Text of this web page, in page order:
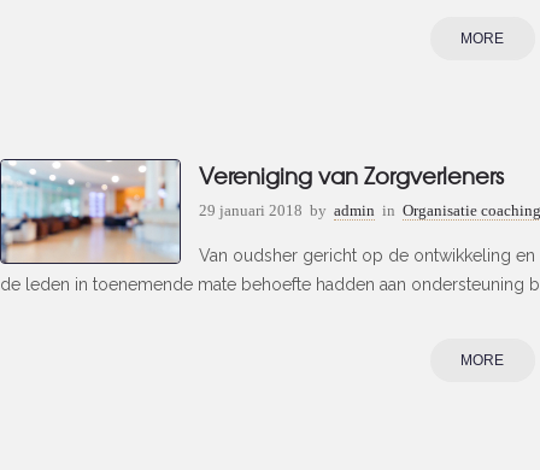
MORE
Vereniging van Zorgverleners
29 januari 2018 by admin in Organisatie coaching
Van oudsher gericht op de ontwikkeling
de leden in toenemende mate behoefte hadden aan ondersteuning
MORE